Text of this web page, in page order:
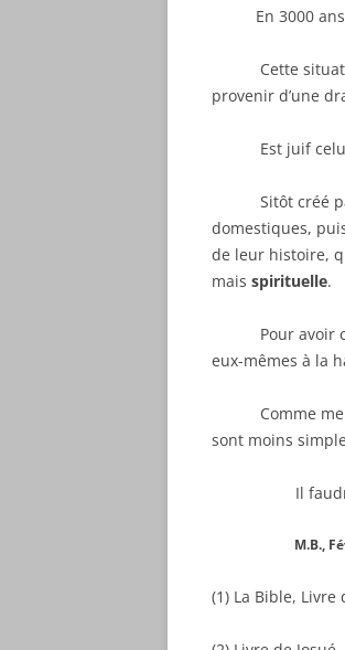
En 3000 ans,
Cette situation
provenir d’une
Est juif
Sitôt créé par
domestiques,
de leur histoire,
mais spirituelle.
Pour avoir
eux-mêmes à la
Comme me le
sont moins
Il faudra donc
M.B., Fév.
(1) La Bible, Livre